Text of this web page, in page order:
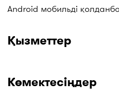
Android мобильді
Қызметтер
Көмектесіңдер